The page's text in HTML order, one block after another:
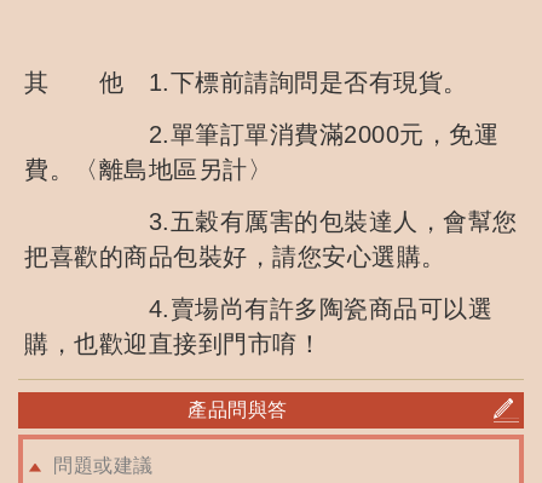
其 他 1.下標前請詢問是否有現貨。
2.單筆訂單消費滿2000元，免運
費。〈離島地區另計〉
3.五穀有厲害的包裝達人，會幫您
把喜歡的商品包裝好，請您安心選購。
4.賣場尚有許多陶瓷商品可以選
購，也歡迎直接到門市唷！
產品問與答
問題或建議